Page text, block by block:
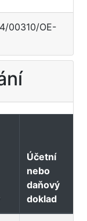
00310/OE-
Účetní
nebo
daňový
doklad